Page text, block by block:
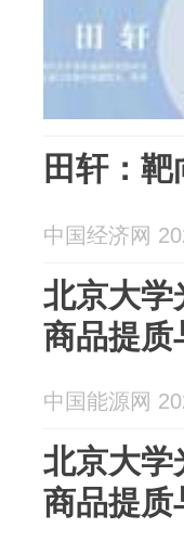
田轩：
中国经济网
北京大学
商品提质
中国能源网
北京大学
商品提质